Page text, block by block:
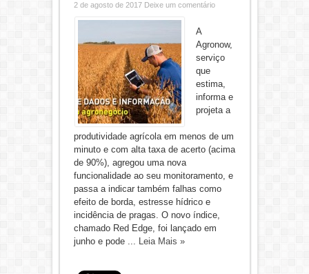
2 de agosto de 2017 Deixe um comentário
A
Agronow,
serviço
que
estima,
informa e
projeta a
produtividade agrícola em menos de um
minuto e com alta taxa de acerto (acima
de 90%), agregou uma nova
funcionalidade ao seu monitoramento, e
passa a indicar também falhas como
efeito de borda, estresse hídrico e
incidência de pragas. O novo índice,
chamado Red Edge, foi lançado em
junho e pode ... Leia Mais »